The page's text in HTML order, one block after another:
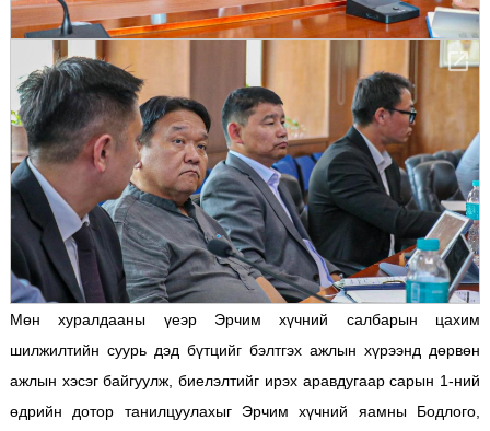
Мөн хуралдааны үеэр Эрчим хүчний салбарын цахим
шилжилтийн суурь дэд бүтцийг бэлтгэх ажлын хүрээнд дөрвөн
ажлын хэсэг байгуулж, биелэлтийг ирэх аравдугаар сарын 1-ний
өдрийн дотор танилцуулахыг Эрчим хүчний яамны Бодлого,